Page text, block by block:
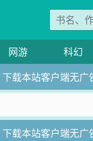
网游 科幻
载本站客户端无广
载本站客户端无广